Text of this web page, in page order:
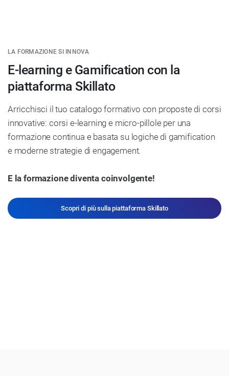
LA FORMAZIONE SI INNOVA
E-learning e Gamification con la
piattaforma Skillato
Arricchisci il tuo catalogo formativo con proposte di corsi
innovative: corsi e-learning e micro-pillole per una
formazione continua e basata su logiche di gamification
e moderne strategie di engagement.
E la formazione diventa coinvolgente!
Scopri di più sulla piattaforma Skillato